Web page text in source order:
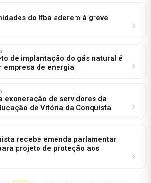
do Ifba aderem à greve
de implantação do gás natural é
empresa de energia
exoneração de servidores da
de Vitória da Conquista
recebe emenda parlamentar
projeto de proteção aos